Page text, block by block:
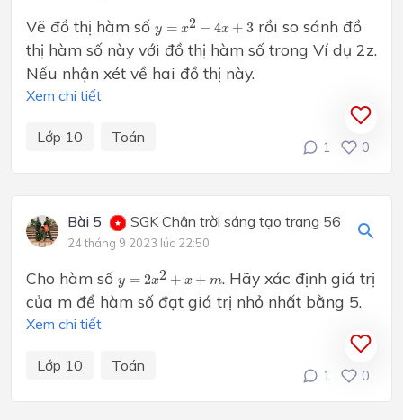
Vẽ đồ thị hàm số y = x2 − 4x + 3
−
rồi so sánh đồ
thị hàm số này với đồ thị hàm số trong Ví dụ 2z.
Nếu nhận xét về hai đồ thị này.
Xem chi tiết
Lớp 10 Toán
1 0
Bài 5 SGK Chân trời sáng tạo trang 56
24 tháng 9 2023 lúc 22:50
Cho hàm số y = 2x2 + x + m
2+
. Hãy xác định giá trị
của m để hàm số đạt giá trị nhỏ nhất bằng 5.
Xem chi tiết
Lớp 10 Toán
1 0